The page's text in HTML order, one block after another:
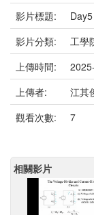
影片標題:
影片分類:
工學
上傳時間:
上傳者:
江其
觀看次數:
7
相關影片